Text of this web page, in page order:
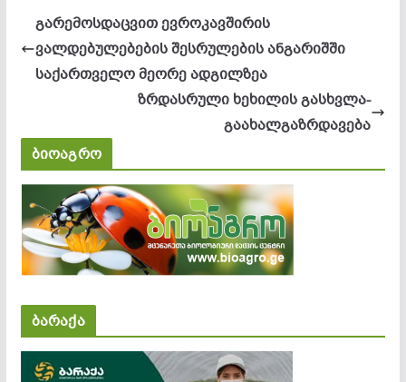
გარემოსდაცვით ევროკავშირის
ვალდებულებების შესრულების ანგარიშში
საქართველო მეორე ადგილზეა
ზრდასრული ხეხილის გასხვლა-
გაახალგაზრდავება
ბიოაგრო
ბარაქა